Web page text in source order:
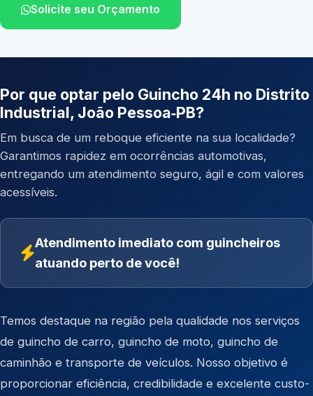
Solicite seu Orçamento
Por que optar pelo Guincho 24h no Distrito
Industrial, João Pessoa‑PB?
Em busca de um reboque eficiente na sua localidade?
Garantimos rapidez em ocorrências automotivas,
entregando um atendimento seguro, ágil e com valores
acessíveis.
Atendimento imediato com guincheiros
atuando perto de você!
Temos destaque na região pela qualidade nos serviços
de guincho de carro, guincho de moto, guincho de
caminhão e transporte de veículos. Nosso objetivo é
proporcionar eficiência, credibilidade e excelente custo-